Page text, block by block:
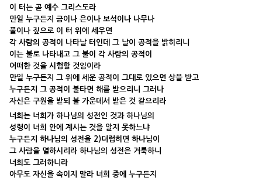
이 터는 곧 예수 그리스도라
만일 누구든지 금이나 은이나 보석이나 나무나
풀이나 짚으로 이 터 위에 세우면
각 사람의 공적이 나타날 터인데 그 날이 공적을 밝히리니
이는 불로 나타내고 그 불이 각 사람의 공적이
어떠한 것을 시험할 것임이라
만일 누구든지 그 위에 세운 공적이 그대로 있으면 상을 받고
누구든지 그 공적이 불타면 해를 받으리니 그러나
자신은 구원을 받되 불 가운데서 받은 것 같으리라
너희는 너희가 하나님의 성전인 것과 하나님의
성령이 너희 안에 계시는 것을 알지 못하느냐
누구든지 하나님의 성전을 2)더럽히면 하나님이
그 사람을 멸하시리라 하나님의 성전은 거룩하니
너희도 그러하니라
아무도 자신을 속이지 말라 너희 중에 누구든지